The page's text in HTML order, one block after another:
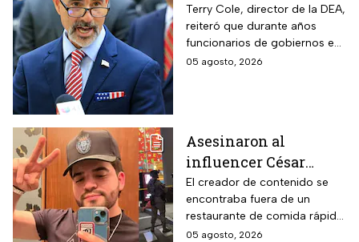
por líderes del CJNG;
aumenta recompensa
por hijastro de “El
Mencho”
Terry Cole, director de la DEA,
reiteró que durante años
funcionarios de gobiernos en
México apoyaron a los
05 agosto, 2026
Asesinaron al
influencer César
Gastélum mientras
transmitía en vivo en
Culiacán, Sinaloa
El creador de contenido se
encontraba fuera de un
restaurante de comida rápida
cuando recibió el disparo;
05 agosto, 2026